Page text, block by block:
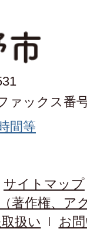
ァックス番
間等
サイトマップ
著作権、ア
扱い
お